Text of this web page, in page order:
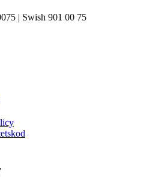
| Swish 901 00 75